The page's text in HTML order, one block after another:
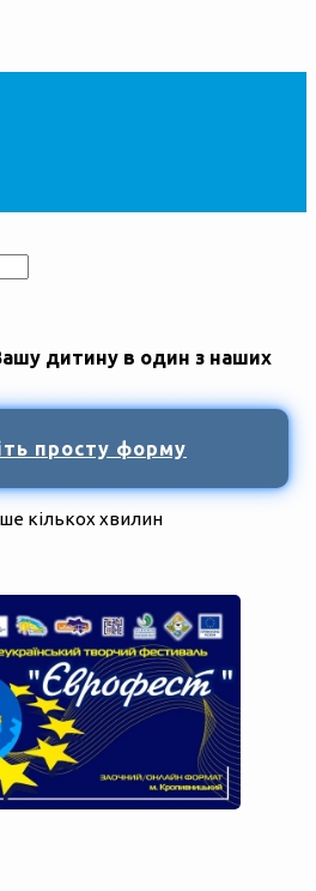
дитину в один з наших
просту форму
кількох хвилин